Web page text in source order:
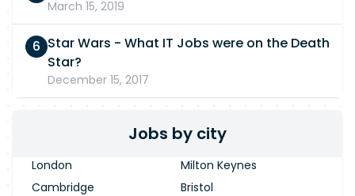
March 15, 2019
Star Wars - What IT Jobs were on the Death
Star?
December 15, 2017
Jobs by city
London
Milton Keynes
Cambridge
Bristol